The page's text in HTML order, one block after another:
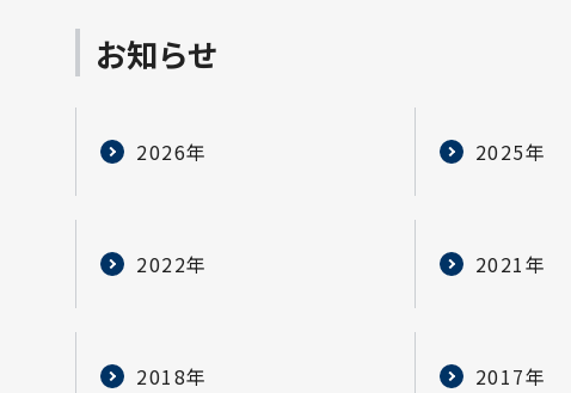
お知らせ
2026年 2025年
2022年 2021年
2018年 2017年